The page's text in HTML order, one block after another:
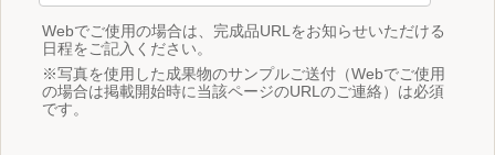
Webでご使用の場合は、完成品URLをお知らせいただける
日程をご記入ください。
※写真を使用した成果物のサンプルご送付（Webでご使用
の場合は掲載開始時に当該ページのURLのご連絡）は必須
です。